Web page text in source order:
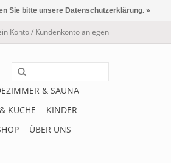
Konto / Kundenkonto anlegen
& SAUNA
KÜCHE
KINDER
ÜBER UNS
Sie bitte unsere Datenschutzerklärung. »